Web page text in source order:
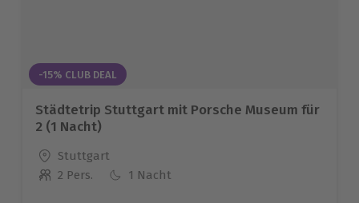
-15% CLUB DEAL
Städtetrip Stuttgart mit Porsche Museum für
2 (1 Nacht)
Standort
Stuttgart
Anzahl der Teilnehmer
2 Pers. 1 Nacht